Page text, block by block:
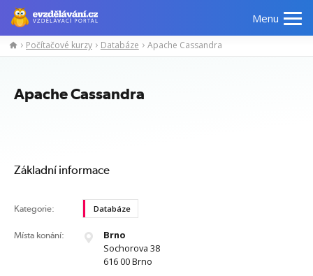
Menu
Manažerské
Odborné
Počítačové
Počítačové kurzy Databáze Apache Cassandra
Apache Cassandra
Základní informace
Kategorie: Databáze
Místa konání:
Brno
Sochorova 38
616 00 Brno